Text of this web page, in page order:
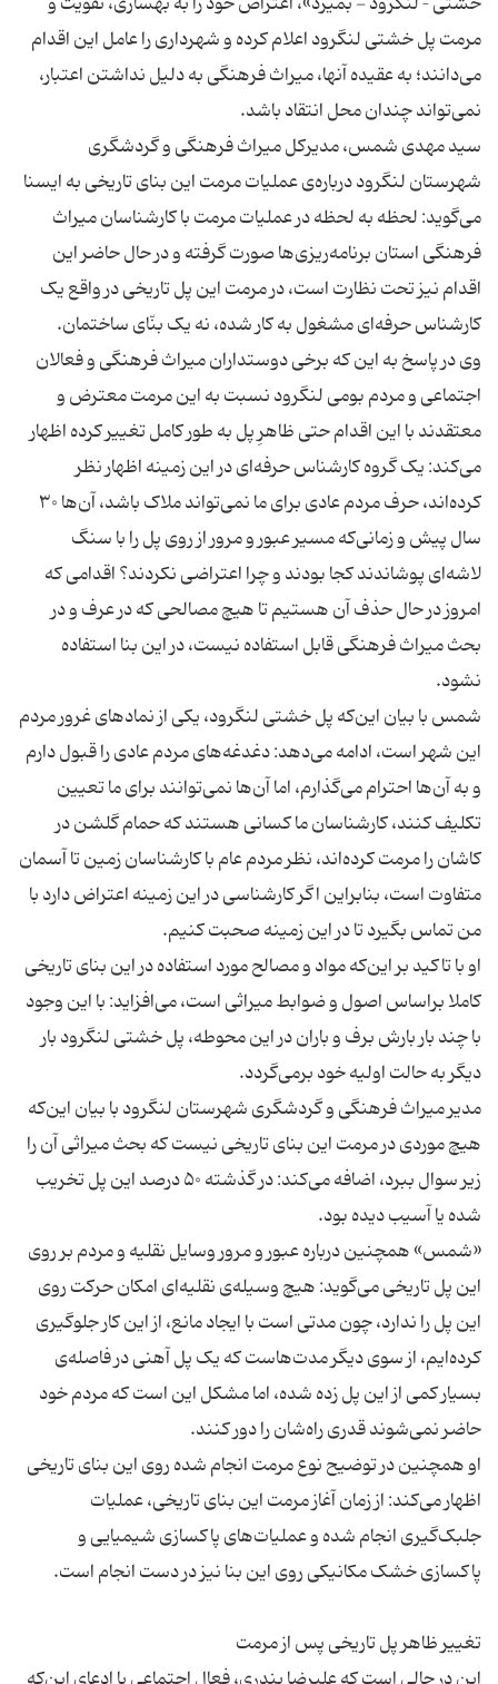
مرمت پل خشتی لنگرود اعلام کرده و شهرداری را عامل این اقدام
می‌دانند؛ به عقیده آنها، میراث فرهنگی به دلیل نداشتن اعتبار،
سید مهدی شمس، مدیرکل میراث فرهنگی و گردشگری
شهرستان لنگرود درباره‌ی عملیات مرمت این بنای تاریخی به ایسنا
می‌گوید: لحظه به لحظه در عملیات مرمت با کارشناسان میراث
فرهنگی استان برنامه‌ریزی‌ها صورت گرفته و در حال حاضر این
اقدام نیز تحت‌ نظارت است، در مرمت این پل تاریخی در واقع یک
وی در پاسخ به این که برخی دوستداران میراث فرهنگی و فعالان
اجتماعی و مردم بومی لنگرود نسبت به این مرمت معترض و
معتقدند با این اقدام حتی ظاهرِ پل به طور کامل تغییر کرده اظهار
می‌کند: یک گروه کارشناس حرفه‌ای در این زمینه اظهار نظر
کرده‌اند، حرف مردم عادی برای ما نمی‌تواند ملاک باشد، آن‌ها ۳۰
سال پیش و زمانی‌که مسیر عبور و مرور از روی پل را با سنگ
لاشه‌ای پوشاندند کجا بودند و چرا اعتراضی نکردند؟ اقدامی که
امروز در حال حذف آن هستیم تا هیچ مصالحی که در عرف و در
بحث میراث فرهنگی قابل استفاده نیست، در این بنا استفاده
شمس با بیان این‌که پل خشتی لنگرود، یکی از نمادهای غرور مردم
این شهر است، ادامه می‌دهد: دغدغه‌های مردم عادی را قبول دارم
و به آن‌ها احترام می‌گذارم، اما آن‌ها نمی‌توانند برای ما تعیین
تکلیف کنند، کارشناسان ما کسانی هستند که حمام گلشن در
کاشان را مرمت کرده‌اند، نظر مردم عام با کارشناسان زمین تا آسمان
متفاوت است، بنابراین اگر کارشناسی در این زمینه اعتراض دارد با
او با تاکید بر این‌که مواد و مصالح مورد استفاده در این بنای تاریخی
کاملا براساس اصول و ضوابط میراثی است، می‌افزاید: با این وجود
با چند بار بارش برف و باران در این محوطه، پل خشتی لنگرود بار
مدیر میراث فرهنگی و گردشگری شهرستان لنگرود با بیان این‌که
هیچ موردی در مرمت این بنای تاریخی نیست که بحث میراثی آن را
زیر سوال ببرد، اضافه می‌کند: در گذشته ۵۰ درصد این پل تخریب
«شمس» همچنین درباره‌ عبور و مرور وسایل نقلیه و مردم بر روی
این پل تاریخی می‌گوید: هیچ وسیله‌ی نقلیه‌ای امکان حرکت روی
این پل را ندارد، چون مدتی است با ایجاد مانع، از این کار جلوگیری
کرده‌ایم، از سوی دیگر مدت‌هاست که یک پل آهنی در فاصله‌ی
بسیار کمی از این پل زده شده، اما مشکل این است که مردم خود
او همچنین در توضیح نوع مرمت انجام شده روی این بنای تاریخی
اظهار می‌کند: از زمان آغاز مرمت این بنای تاریخی، عملیات
جلبک‌گیری انجام شده و عملیات‌های پاکسازی شیمیایی و